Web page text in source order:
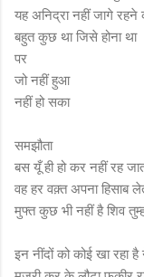
यह अनिद्रा नहीं जागे रहने
बहुत कुछ था जिसे होना था
पर
जो नहीं हुआ
नहीं हो सका
समझौता
बस यूँ ही हो कर नहीं रह
वह हर वक़्त अपना हिसाब
मुफ्त कुछ भी नहीं है शिव
इन नींदों को कोई खा रहा